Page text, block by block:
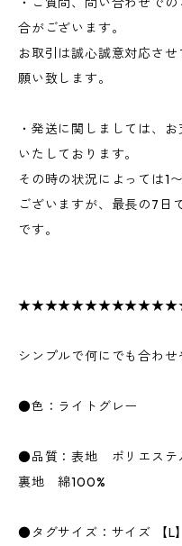
合がございます。
お取引は誠心誠意対応さ
願い致します。
・発送に関しましては、
いたしております。
その時の状況によっては1
ございますが、最長の7日
です。
シンプルで何にでも合わ
●色：ライトグレー
●品質：表地 ポリエステ
裏地 綿100%
●タグサイズ：サイズ 【L】